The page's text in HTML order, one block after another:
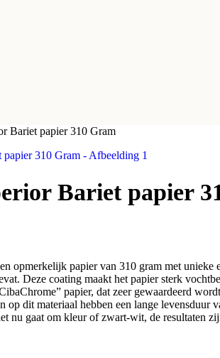
Bariet papier 310 Gram
Bariet papier
opmerkelijk papier van 310 gram met
Deze coating maakt het papier sterk
papier, dat zeer gewaardeerd
dit materiaal hebben een lange levensduur
nu gaat om kleur of zwart-wit, de resultaten